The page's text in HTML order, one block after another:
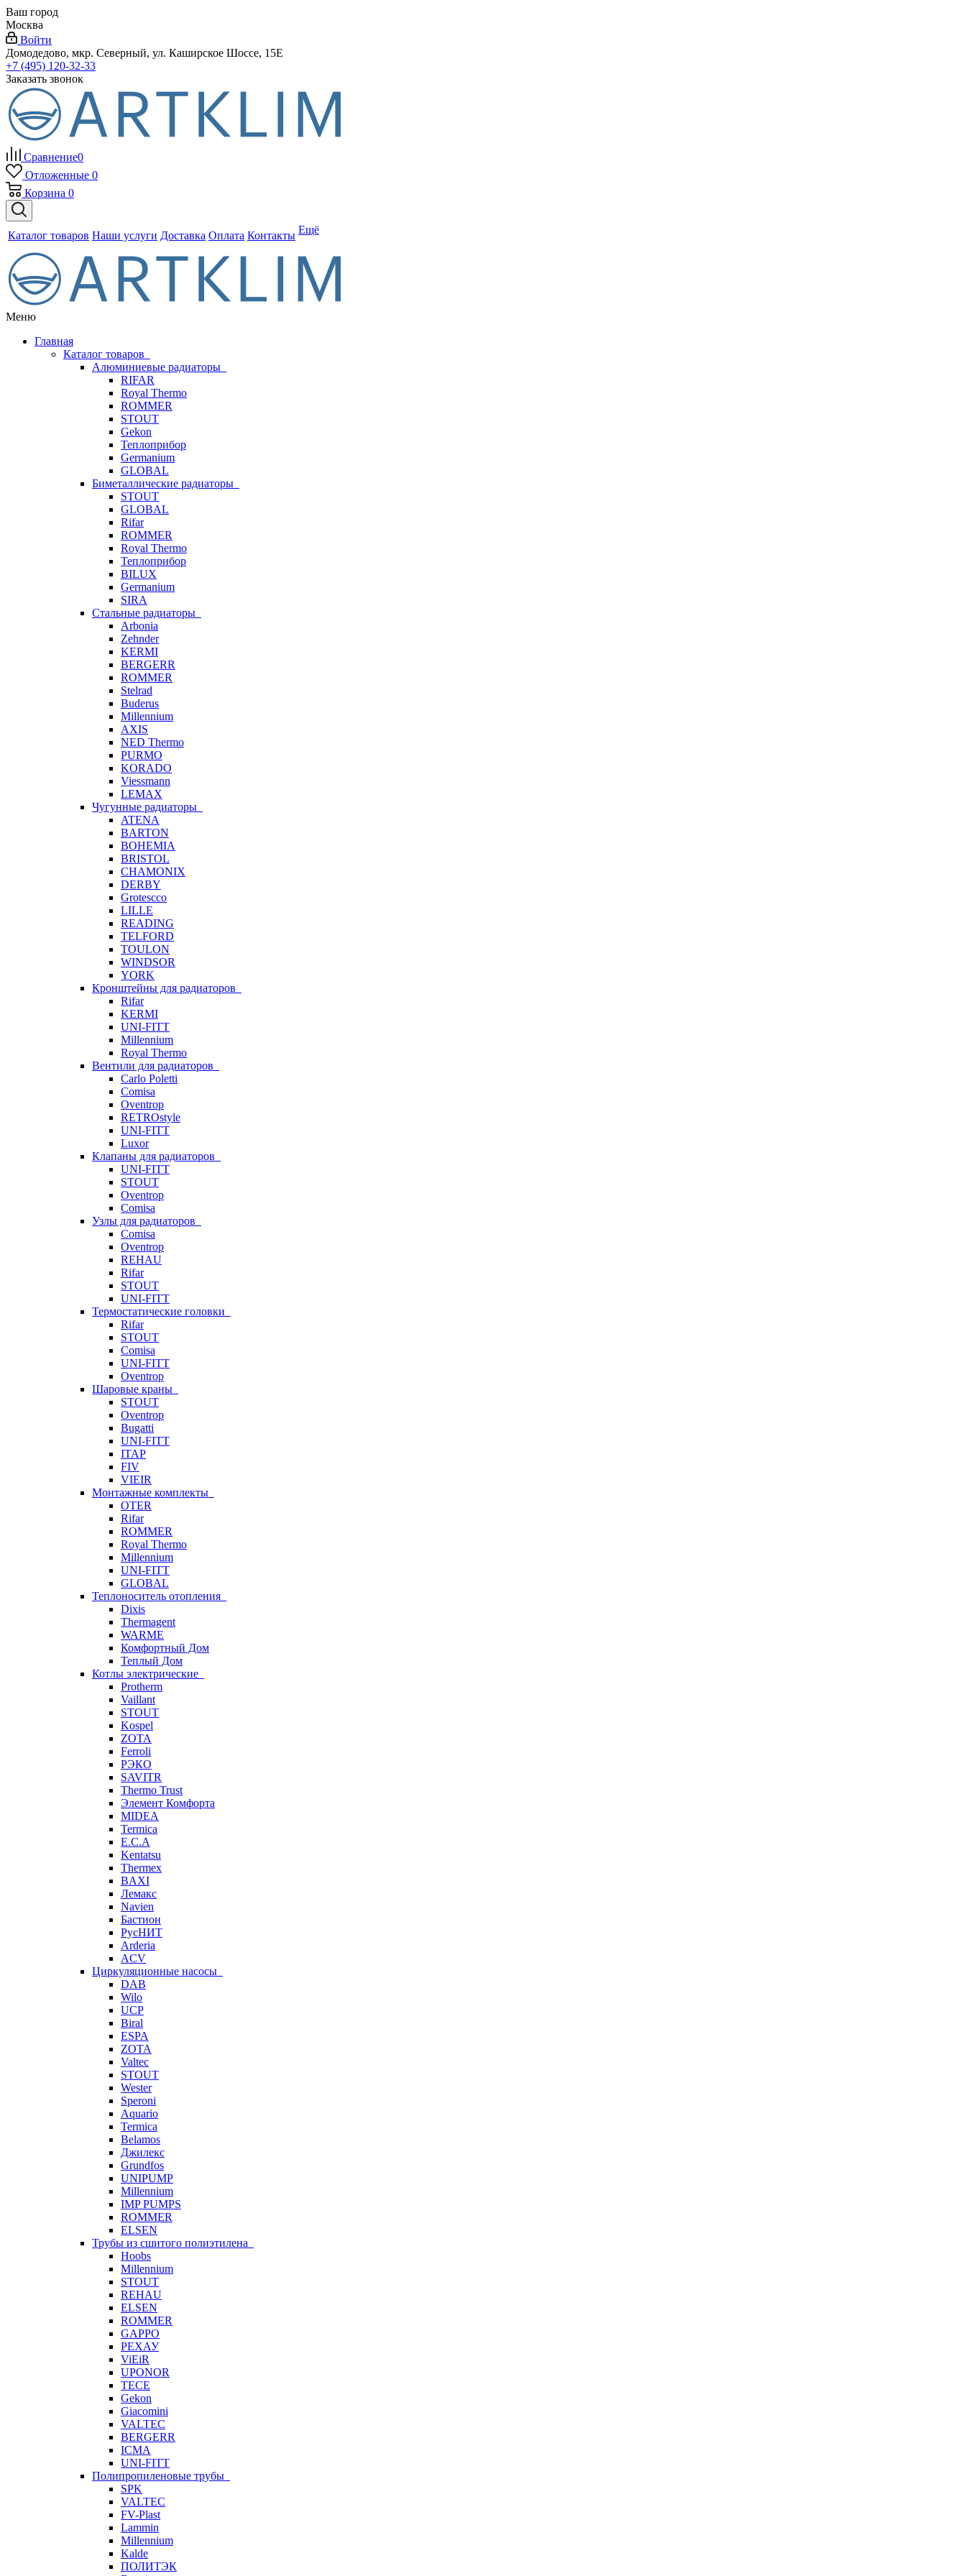
Ваш город
Москва
Войти
Домодедово, мкр. Северный, ул. Каширское Шоссе, 15Е
+7 (495) 120-32-33
Заказать звонок
Сравнение0
Отложенные 0
Корзина 0
Каталог товаров Наши услуги Доставка Оплата Контакты Ещё
Меню
Главная
Каталог товаров
Алюминиевые радиаторы
RIFAR
Royal Thermo
ROMMER
STOUT
Gekon
Теплоприбор
Germanium
GLOBAL
Биметаллические радиаторы
STOUT
GLOBAL
Rifar
ROMMER
Royal Thermo
Теплоприбор
BILUX
Germanium
SIRA
Стальные радиаторы
Arbonia
Zehnder
KERMI
BERGERR
ROMMER
Stelrad
Buderus
Millennium
AXIS
NED Thermo
PURMO
KORADO
Viessmann
LEMAX
Чугунные радиаторы
ATENA
BARTON
BOHEMIA
BRISTOL
CHAMONIX
DERBY
Grotescco
LILLE
READING
TELFORD
TOULON
WINDSOR
YORK
Кронштейны для радиаторов
Rifar
KERMI
UNI-FITT
Millennium
Royal Thermo
Вентили для радиаторов
Carlo Poletti
Comisa
Oventrop
RETROstyle
UNI-FITT
Luxor
Клапаны для радиаторов
UNI-FITT
STOUT
Oventrop
Comisa
Узлы для радиаторов
Comisa
Oventrop
REHAU
Rifar
STOUT
UNI-FITT
Термостатические головки
Rifar
STOUT
Comisa
UNI-FITT
Oventrop
Шаровые краны
STOUT
Oventrop
Bugatti
UNI-FITT
ITAP
FIV
VIEIR
Монтажные комплекты
OTER
Rifar
ROMMER
Royal Thermo
Millennium
UNI-FITT
GLOBAL
Теплоноситель отопления
Dixis
Thermagent
WARME
Комфортный Дом
Теплый Дом
Котлы электрические
Protherm
Vaillant
STOUT
Kospel
ZOTA
Ferroli
РЭКО
SAVITR
Thermo Trust
Элемент Комфорта
MIDEA
Termica
E.C.A
Kentatsu
Thermex
BAXI
Лемакс
Navien
Бастион
РусНИТ
Arderia
ACV
Циркуляционные насосы
DAB
Wilo
UCP
Biral
ESPA
ZOTA
Valtec
STOUT
Wester
Speroni
Aquario
Termica
Belamos
Джилекс
Grundfos
UNIPUMP
Millennium
IMP PUMPS
ROMMER
ELSEN
Трубы из сшитого полиэтилена
Hoobs
Millennium
STOUT
REHAU
ELSEN
ROMMER
GAPPO
РЕХАУ
ViEiR
UPONOR
TECE
Gekon
Giacomini
VALTEC
BERGERR
ICMA
UNI-FITT
Полипропиленовые трубы
SPK
VALTEC
FV-Plast
Lammin
Millennium
Kalde
ПОЛИТЭК